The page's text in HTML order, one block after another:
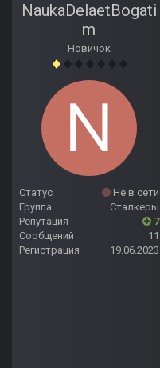
NaukaDelaetBogati
m
Новичок
Статус
Не в сети
Группа
Сталкеры
Репутация
7
Сообщений
11
Регистрация
19.06.2023